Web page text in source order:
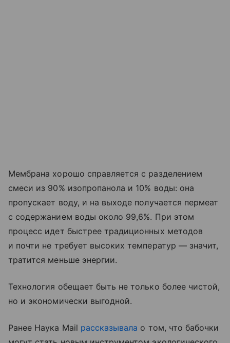
Мембрана хорошо справляется с разделением
смеси из 90% изопропанола и 10% воды: она
пропускает воду, и на выходе получается пермеат
с содержанием воды около 99,6%. При этом
процесс идет быстрее традиционных методов
и почти не требует высоких температур — значит,
тратится меньше энергии.
Технология обещает быть не только более чистой,
но и экономически выгодной.
Ранее Наука Mail рассказывала о том, что бабочки